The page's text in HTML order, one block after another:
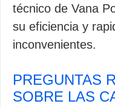
técnico de Vana
su eficiencia y
inconvenientes.
PREGUNTAS
SOBRE LAS